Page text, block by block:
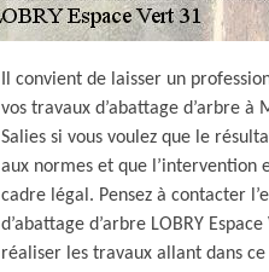
Il convient de laisser un
vos travaux d’abattage d’arbre à
Salies si vous voulez que le
aux normes et que l’intervention
cadre légal. Pensez à contacter
d’abattage d’arbre LOBRY
réaliser les travaux allant dans ce